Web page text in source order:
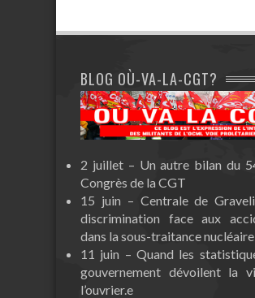
BLOG OÙ-VA-LA-CGT?
2 juillet – Un autre bilan du
Congrès de la CGT
15 juin – Centrale de
discrimination face aux
dans la sous-traitance
11 juin – Quand les
gouvernement dévoilent la
l’ouvrier.e